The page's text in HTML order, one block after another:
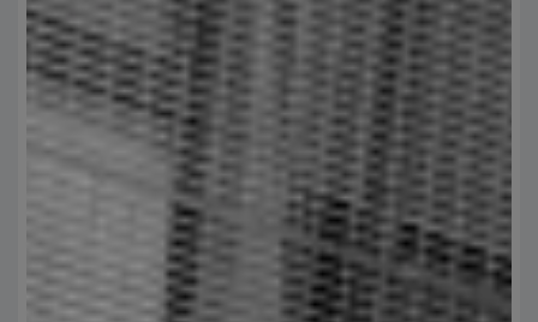
Fabricación de rejillas electroforjadas
especiales